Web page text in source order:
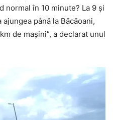
normal în 10 minute? La 9 și
până la Băcăoani,
de mașini”, a declarat unul